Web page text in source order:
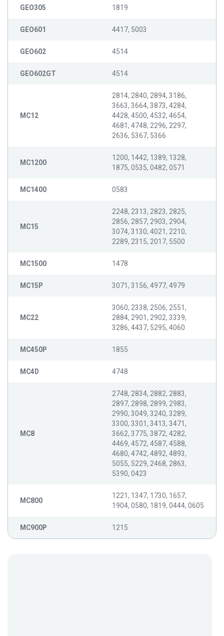
GEO305 1819
GEO601 4417, 5003
GEO602 4514
GEO602GT 4514
MC12
2814, 2840, 2894, 3186,
3663, 3664, 3873, 4284,
4428, 4500, 4532, 4654,
4681, 4748, 2296, 2297,
2636, 5367, 5366
MC1200
1200, 1442, 1389, 1328,
1875, 0535, 0482, 0571
MC1400 0583
MC15
2248, 2313, 2823, 2825,
2856, 2857, 2903, 2904,
3074, 3130, 4021, 2210,
2289, 2315, 2017, 5500
MC1500 1478
MC15P 3071, 3156, 4977, 4979
MC22
3060, 2338, 2506, 2551,
2884, 2901, 2902, 3339,
3286, 4437, 5295, 4060
MC450P 1855
MC4D 4748
MC8
2748, 2834, 2882, 2883,
2897, 2898, 2899, 2983,
2990, 3049, 3240, 3289,
3300, 3301, 3413, 3471,
3662, 3775, 3872, 4282,
4469, 4572, 4587, 4588,
4680, 4742, 4892, 4893,
5055, 5229, 2468, 2863,
5390, 0423
MC800
1221, 1347, 1730, 1657,
1904, 0580, 1819, 0444, 0605
MC900P 1215